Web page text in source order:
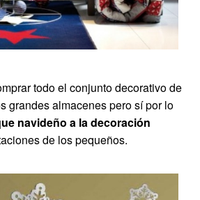
todo el conjunto decorativo de
grandes almacenes pero sí por lo
navideño a la decoración
de los pequeños.